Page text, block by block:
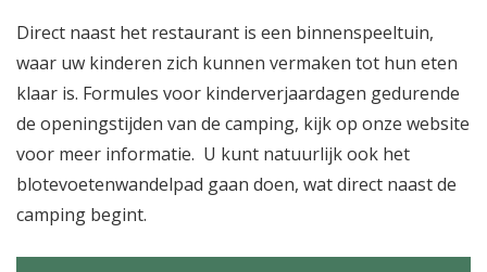
Direct naast het restaurant is een binnenspeeltuin,
waar uw kinderen zich kunnen vermaken tot hun eten
klaar is. Formules voor kinderverjaardagen gedurende
de openingstijden van de camping, kijk op onze website
voor meer informatie. U kunt natuurlijk ook het
blotevoetenwandelpad gaan doen, wat direct naast de
camping begint.